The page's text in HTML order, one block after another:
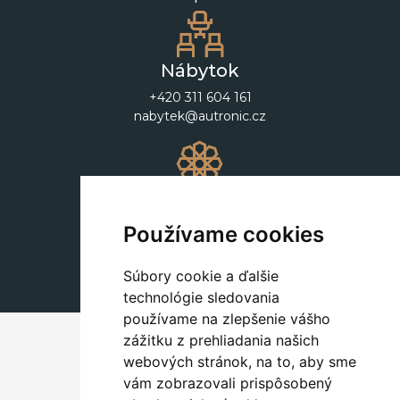
Používame cookies
Súbory cookie a ďalšie
technológie sledovania
používame na zlepšenie vášho
zážitku z prehliadania našich
webových stránok, na to, aby sme
vám zobrazovali prispôsobený
Nábytok
+420 311 604 161
nabytek@autronic.cz
+420 311 604 182
dekorace@autronic.cz